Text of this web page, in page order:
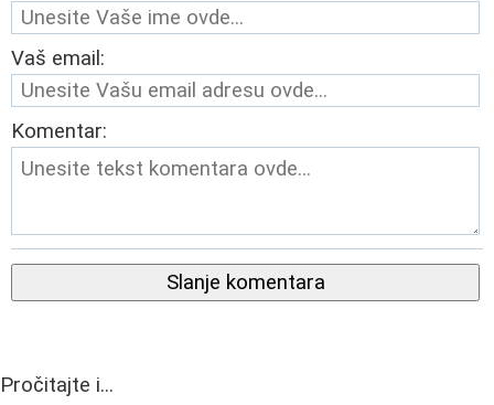
Vaš email:
Komentar:
Slanje komentara
Pročitajte i...